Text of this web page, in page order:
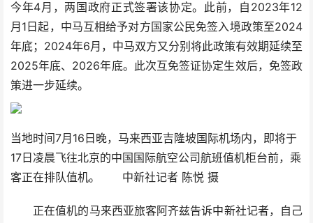
今年4月，两国政府正式签署该协定。此前，自2023年12
月1日起，中马互相给予对方国家公民免签入境政策至2024
年底；2024年6月，中马双方又分别将此政策有效期延续至
2025年底、2026年底。此次互免签证协定生效后，免签政
策进一步延续。
当地时间7月16日晚，马来西亚吉隆坡国际机场内，即将于
17日凌晨飞往北京的中国国际航空公司航班值机柜台前，乘
客正在排队值机。 中新社记者 陈悦 摄
正在值机的马来西亚旅客阿齐兹告诉中新社记者，自己